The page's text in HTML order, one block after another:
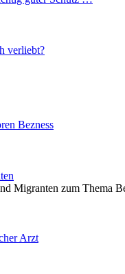
verliebt?
Bezness
Migranten zum Thema
Arzt